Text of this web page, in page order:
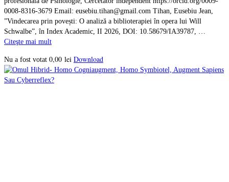
0008-8316-3679 Email: eusebiu.tihan@gmail.com Tihan, Eusebiu Jean,
”Vindecarea prin povești: O analiză a biblioterapiei în opera lui Will
Schwalbe”, în Index Academic, II 2026, DOI: 10.58679/IA39787, …
Citeşte mai mult
Nu a fost votat 0,00 lei Download